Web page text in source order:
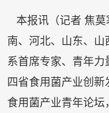
本报讯（记者 焦莫
南、河北、山东、
系首席专家、青年
四省食用菌产业创
食用菌产业青年论